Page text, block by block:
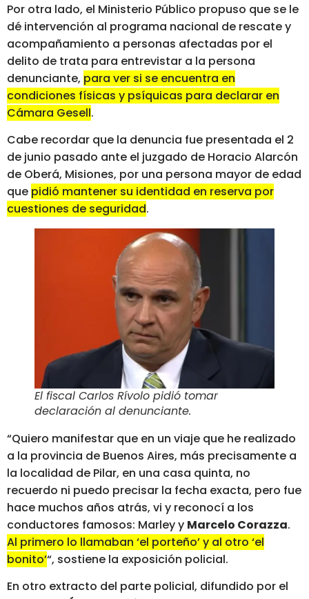
Por otra lado, el Ministerio Público propuso que se le
dé intervención al programa nacional de rescate y
acompañamiento a personas afectadas por el
delito de trata para entrevistar a la persona
denunciante, para ver si se encuentra en
condiciones físicas y psíquicas para declarar en
Cámara Gesell.
Cabe recordar que la denuncia fue presentada el 2
de junio pasado ante el juzgado de Horacio Alarcón
de Oberá, Misiones, por una persona mayor de edad
que pidió mantener su identidad en reserva por
cuestiones de seguridad.
El fiscal Carlos Rívolo pidió tomar
declaración al denunciante.
“Quiero manifestar que en un viaje que he realizado
a la provincia de Buenos Aires, más precisamente a
la localidad de Pilar, en una casa quinta, no
recuerdo ni puedo precisar la fecha exacta, pero fue
hace muchos años atrás, vi y reconocí a los
conductores famosos: Marley y Marcelo Corazza.
Al primero lo llamaban ‘el porteño’ y al otro ‘el
bonito’“, sostiene la exposición policial.
En otro extracto del parte policial, difundido por el